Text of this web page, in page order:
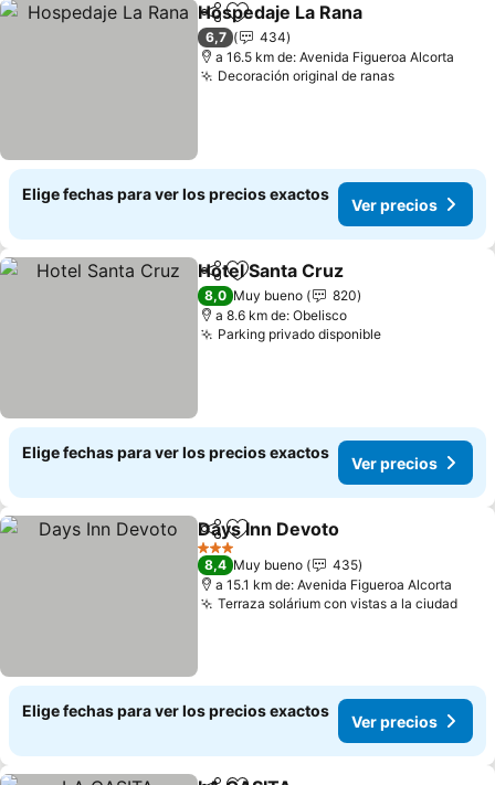
CompartirAgregar a favoritos
Hospedaje La Rana
6,7
434
a 16.5 km de: Avenida Figueroa Alcorta
Decoración original de ranasVer precios
Elige fechas para ver los precios exactos
Ver precios
CompartirAgregar a favoritos
Hotel Santa Cruz
8,0 Muy bueno
820
a 8.6 km de: Obelisco
Parking privado disponibleVer precios
Elige fechas para ver los precios exactos
Ver precios
CompartirAgregar a favoritos
Days Inn Devoto
3 Estrellas
8,4 Muy bueno
435
a 15.1 km de: Avenida Figueroa Alcorta
Terraza solárium con vistas a la ciudadVer
Elige fechas para ver los precios exactos
Ver precios